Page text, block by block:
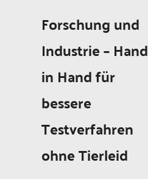
Forschung und
Industrie – Hand
in Hand für
bessere
Testverfahren
ohne Tierleid